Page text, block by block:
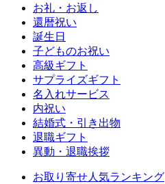
お礼・お返し
還暦祝い
誕生日
子どものお祝い
高級ギフト
サプライズギフト
名入れサービス
内祝い
結婚式・引き出物
退職ギフト
異動・退職挨拶
お取り寄せ人気ランキング